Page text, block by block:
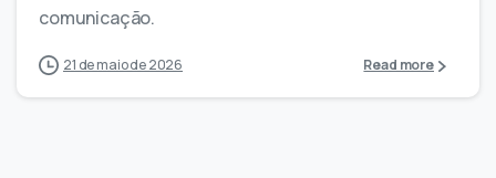
comunicação.
21 de maio de 2026 Read more